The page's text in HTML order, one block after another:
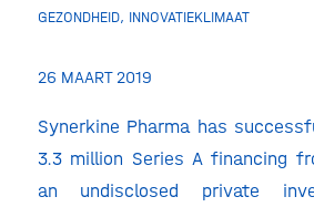
GEZONDHEID, INNOVATIEKLIMAAT
26 MAART 2019
Synerkine Pharma has
3.3 million Series A financing
an undisclosed private